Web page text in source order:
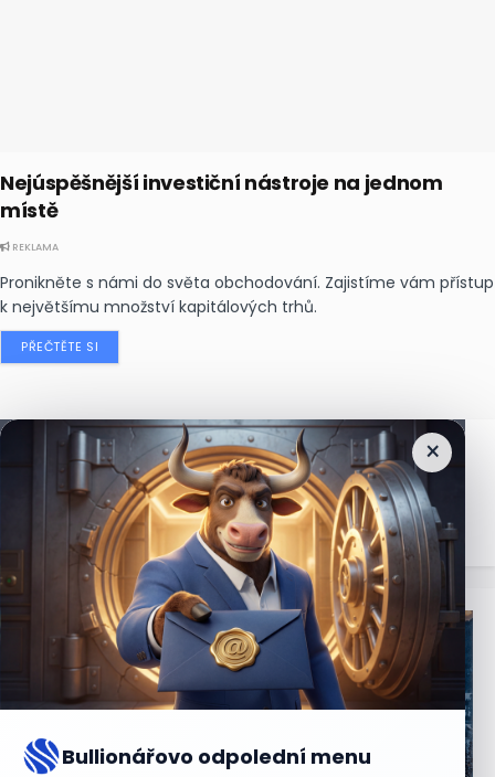
Nejúspěšnější investiční nástroje na jednom
místě
REKLAMA
Pronikněte s námi do světa obchodování. Zajistíme vám přístup
k největšímu množství kapitálových trhů.
PŘEČTĚTE SI
×
Bullionářovo odpolední menu
Nejčtenějšízprávy